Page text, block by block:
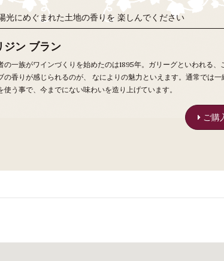
光にめぐまれた土地の香りを 楽しんでください
ジン ブラン
の一族がワインづくりを始めたのは1895年。ガリーグといわれる、
の香りが感じられるのが、 なによりの魅力といえます。通常では一
使う事で、今までにない味わいを造り上げています。
ご購